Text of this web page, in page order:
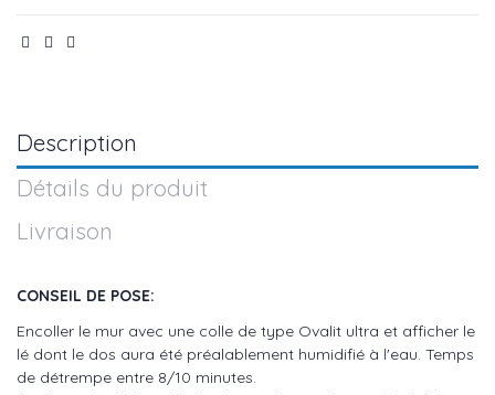
Description
Détails du produit
Livraison
CONSEIL DE POSE:
Encoller le mur avec une colle de type Ovalit ultra et afficher le
lé dont le dos aura été préalablement humidifié à l'eau. Temps
de détrempe entre 8/10 minutes.